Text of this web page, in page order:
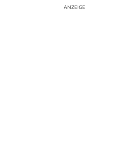
ANZEIGE